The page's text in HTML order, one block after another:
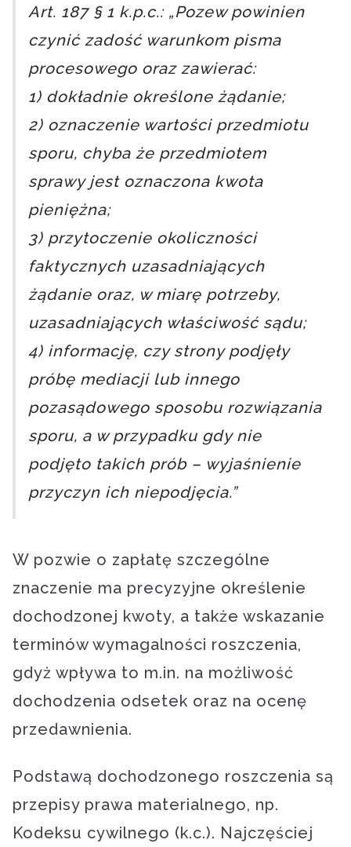
Art. 187 § 1 k.p.c.: „Pozew powinien
czynić zadość warunkom pisma
procesowego oraz zawierać:
1) dokładnie określone żądanie;
2) oznaczenie wartości przedmiotu
sporu, chyba że przedmiotem
sprawy jest oznaczona kwota
pieniężna;
3) przytoczenie okoliczności
faktycznych uzasadniających
żądanie oraz, w miarę potrzeby,
uzasadniających właściwość sądu;
4) informację, czy strony podjęły
próbę mediacji lub innego
pozasądowego sposobu rozwiązania
sporu, a w przypadku gdy nie
podjęto takich prób – wyjaśnienie
przyczyn ich niepodjęcia.”
W pozwie o zapłatę szczególne
znaczenie ma precyzyjne określenie
dochodzonej kwoty, a także wskazanie
terminów wymagalności roszczenia,
gdyż wpływa to m.in. na możliwość
dochodzenia odsetek oraz na ocenę
przedawnienia.
Podstawą dochodzonego roszczenia są
przepisy prawa materialnego, np.
Kodeksu cywilnego (k.c.). Najczęściej